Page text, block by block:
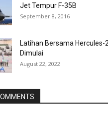
Jet Tempur F-35B
September 8, 2016
Latihan Bersama Hercules-
Dimulai
August 22, 2022